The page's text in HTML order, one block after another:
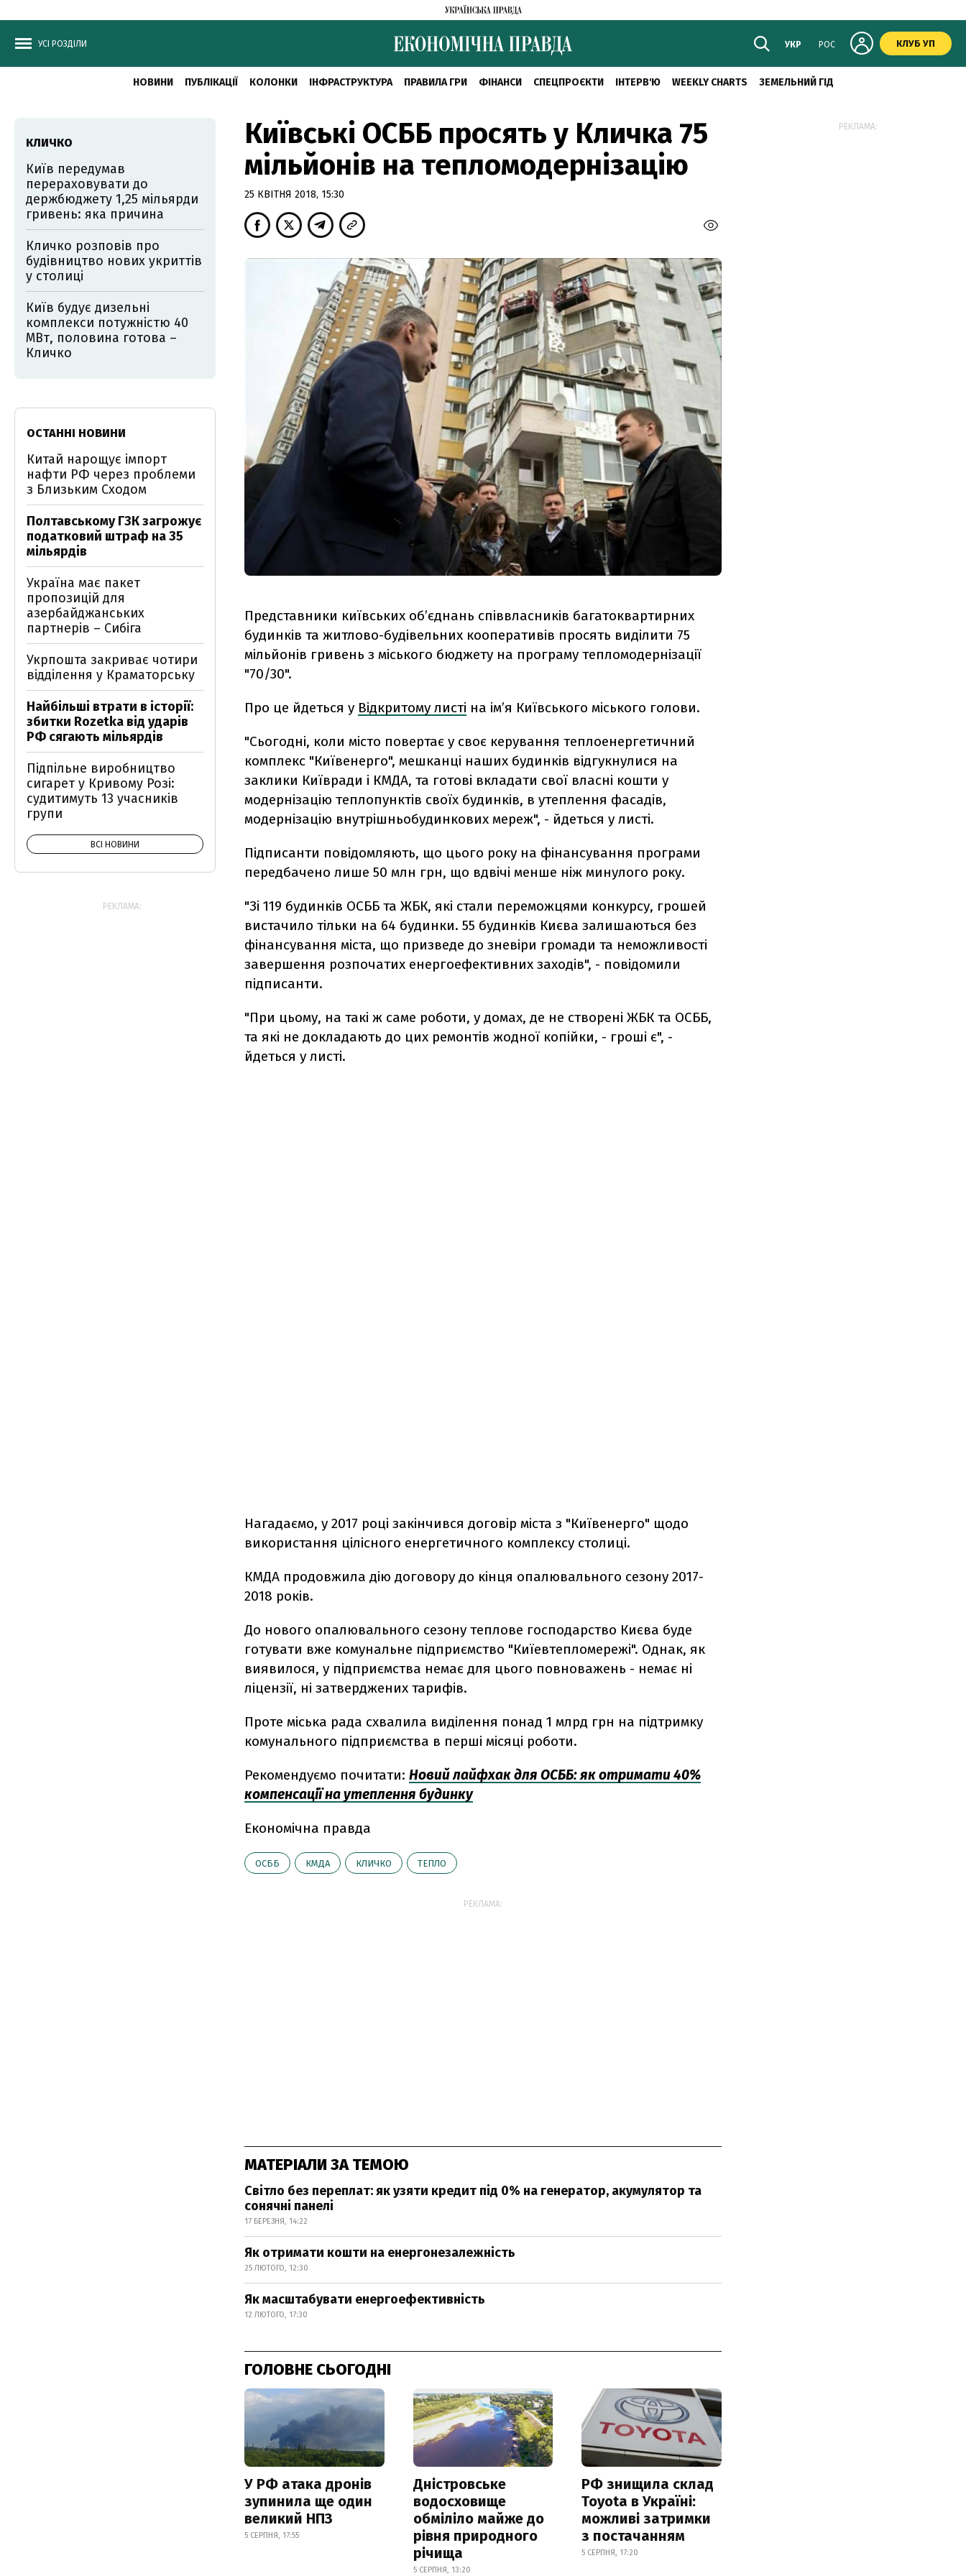
УСІ РОЗДІЛИ УКР РОС КЛУБ УП
НОВИНИ ПУБЛІКАЦІЇ КОЛОНКИ ІНФРАСТРУКТУРА ПРАВИЛА ГРИ ФІНАНСИ СПЕЦПРОЄКТИ ІНТЕРВ'Ю WEEKLY CHARTS ЗЕМЕЛЬНИЙ ГІД
Київські ОСББ просять у Кличка 75
мільйонів на тепломодернізацію
25 КВІТНЯ 2018, 15:30
Представники київських об’єднань співвласників багатоквартирних
будинків та житлово-будівельних кооперативів просять виділити 75
мільйонів гривень з міського бюджету на програму тепломодернізації
"70/30".
Про це йдеться у Відкритому листі на ім’я Київського міського голови.
"Сьогодні, коли місто повертає у своє керування теплоенергетичний
комплекс "Київенерго", мешканці наших будинків відгукнулися на
заклики Київради і КМДА, та готові вкладати свої власні кошти у
модернізацію теплопунктів своїх будинків, в утеплення фасадів,
модернізацію внутрішньобудинкових мереж", - йдеться у листі.
Підписанти повідомляють, що цього року на фінансування програми
передбачено лише 50 млн грн, що вдвічі менше ніж минулого року.
"Зі 119 будинків ОСББ та ЖБК, які стали переможцями конкурсу, грошей
вистачило тільки на 64 будинки. 55 будинків Києва залишаються без
фінансування міста, що призведе до зневіри громади та неможливості
завершення розпочатих енергоефективних заходів", - повідомили
підписанти.
"При цьому, на такі ж саме роботи, у домах, де не створені ЖБК та ОСББ,
та які не докладають до цих ремонтів жодної копійки, - гроші є", -
йдеться у листі.
Нагадаємо, у 2017 році закінчився договір міста з "Київенерго" щодо
використання цілісного енергетичного комплексу столиці.
КМДА продовжила дію договору до кінця опалювального сезону 2017-
2018 років.
До нового опалювального сезону теплове господарство Києва буде
готувати вже комунальне підприємство "Киїевтепломережі". Однак, як
виявилося, у підприємства немає для цього повноважень - немає ні
ліцензії, ні затверджених тарифів.
Проте міська рада схвалила виділення понад 1 млрд грн на підтримку
комунального підприємства в перші місяці роботи.
Рекомендуємо почитати: Новий лайфхак для ОСББ: як отримати 40%
компенсації на утеплення будинку
Економічна правда
ОСББ КМДА КЛИЧКО ТЕПЛО
РЕКЛАМА:
МАТЕРІАЛИ ЗА ТЕМОЮ
Світло без переплат: як узяти кредит під 0% на генератор, акумулятор та
сонячні панелі
17 БЕРЕЗНЯ, 14:22
Як отримати кошти на енергонезалежність
25 ЛЮТОГО, 12:30
Як масштабувати енергоефективність
12 ЛЮТОГО, 17:30
ГОЛОВНЕ СЬОГОДНІ
У РФ атака дронів
зупинила ще один
великий НПЗ
5 СЕРПНЯ, 17:55
Дністровське
водосховище
обміліло майже до
рівня природного
річища
5 СЕРПНЯ, 13:20
РФ знищила склад
Toyota в Україні:
можливі затримки
з постачанням
5 СЕРПНЯ, 17:20
КЛИЧКО
Київ передумав
перераховувати до
держбюджету 1,25 мільярди
гривень: яка причина
Кличко розповів про
будівництво нових укриттів
у столиці
Київ будує дизельні
комплекси потужністю 40
МВт, половина готова –
Кличко
ОСТАННІ НОВИНИ
Китай нарощує імпорт
нафти РФ через проблеми
з Близьким Сходом
Полтавському ГЗК загрожує
податковий штраф на 35
мільярдів
Україна має пакет
пропозицій для
азербайджанських
партнерів – Сибіга
Укрпошта закриває чотири
відділення у Краматорську
Найбільші втрати в історії:
збитки Rozetka від ударів
РФ сягають мільярдів
Підпільне виробництво
сигарет у Кривому Розі:
судитимуть 13 учасників
групи
ВСІ НОВИНИ
РЕКЛАМА:
РЕКЛАМА: